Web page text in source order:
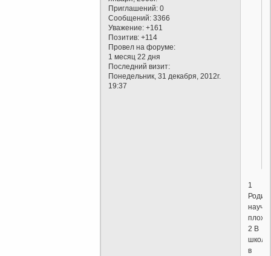
Приглашений: 0
Сообщений: 3366
Уважение: +161
Позитив: +114
Провел на форуме:
1 месяц 22 дня
Последний визит:
Понедельник, 31 декабря, 2012г.
19:37
1
научат
2 В
школе
в